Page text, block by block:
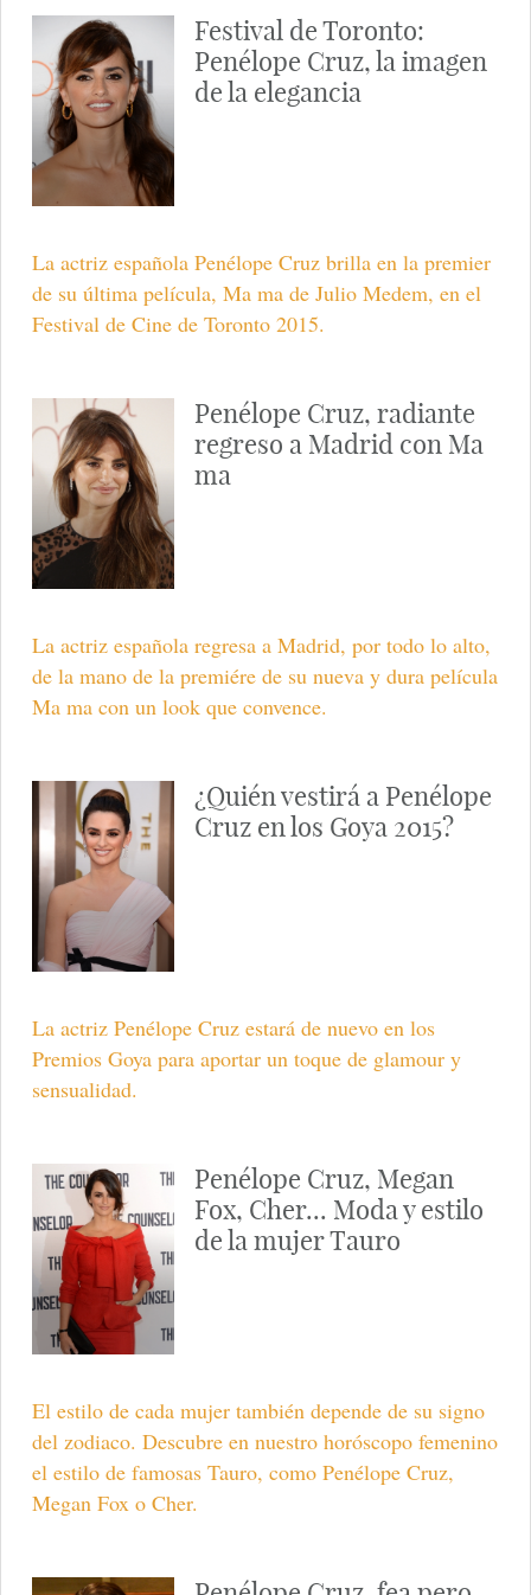
Festival de Toronto:
Penélope Cruz, la imagen
de la elegancia
La actriz española Penélope Cruz brilla en la premier
de su última película, Ma ma de Julio Medem, en el
Festival de Cine de Toronto 2015.
Penélope Cruz, radiante
regreso a Madrid con Ma
ma
La actriz española regresa a Madrid, por todo lo alto,
de la mano de la premiére de su nueva y dura película
Ma ma con un look que convence.
¿Quién vestirá a Penélope
Cruz en los Goya 2015?
La actriz Penélope Cruz estará de nuevo en los
Premios Goya para aportar un toque de glamour y
sensualidad.
Penélope Cruz, Megan
Fox, Cher... Moda y estilo
de la mujer Tauro
El estilo de cada mujer también depende de su signo
del zodiaco. Descubre en nuestro horóscopo femenino
el estilo de famosas Tauro, como Penélope Cruz,
Megan Fox o Cher.